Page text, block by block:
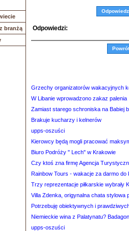
branżą
Odpowiedz
Odpowiedzi:
Grzechy organizatorów wakacyjnych
W Libanie wprowadzono zakaz palenia
Zamiast starego schroniska na Babiej
Brakuje kucharzy i kelnerów
upps-oszuści
Kierowcy będą mogli pracować
Biuro Podróży " Lech" w Krakowie
Czy ktoś zna firmę Agencja
Rainbow Tours - wakacje za darmo do
Trzy reprezentacje piłkarskie wybrały
Villa Zdenka, origynalna chata stylowa
Potrzebuję obiektywnych i
Niemieckie wina z Palatynatu?
upps-oszuści